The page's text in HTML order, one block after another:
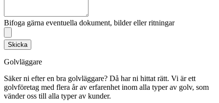
Bifoga gärna eventuella dokument, bilder eller ritningar
Skicka
Golvläggare
Säker ni efter en bra golvläggare? Då har ni hittat rätt. Vi är ett
golvföretag med flera år av erfarenhet inom alla typer av golv, som
vänder oss till alla typer av kunder.